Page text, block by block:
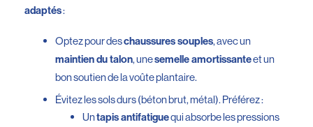
adaptés:
Optez pour deschaussures souples, avec un
maintien du talon, unesemelle amortissanteet un
bon soutien de la voûte plantaire.
Évitez les sols durs (béton brut, métal). Préférez :
Untapis antifatiguequi absorbe les pressions